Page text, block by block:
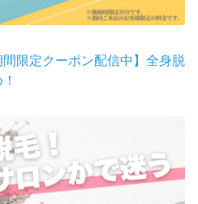
間限定クーポン配信中】全身脱